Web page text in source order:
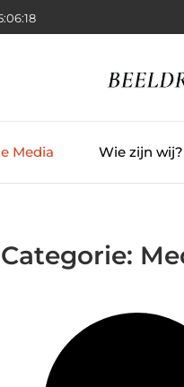
Media Wie zijn wij?